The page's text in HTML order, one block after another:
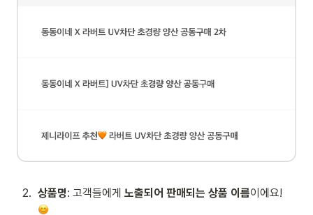
2. 상품명: 고객들에게 노출되어 판매되는 상품 이름이에요!